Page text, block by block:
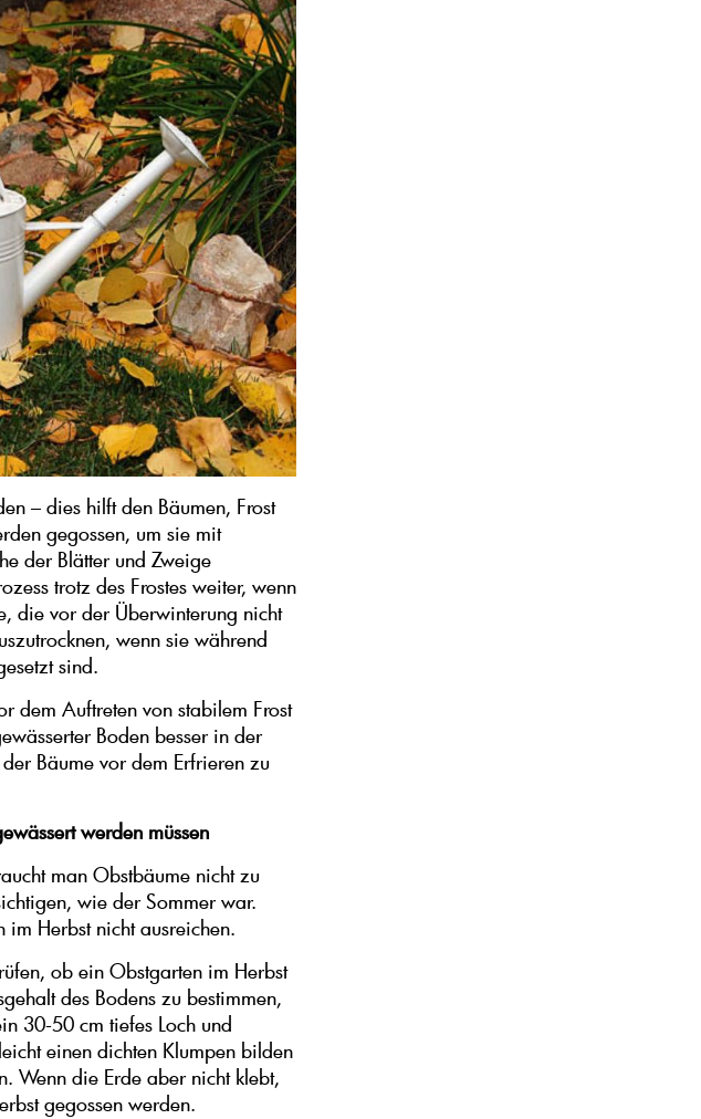
– dies hilft den Bäumen, Frost
gegossen, um sie mit
der Blätter und Zweige
trotz des Frostes weiter, wenn
die vor der Überwinterung nicht
wenn sie während
sind.
dem Auftreten von stabilem Frost
Boden besser in der
Bäume vor dem Erfrieren zu
werden müssen
man Obstbäume nicht zu
wie der Sommer war.
Herbst nicht ausreichen.
ob ein Obstgarten im Herbst
des Bodens zu bestimmen,
30-50 cm tiefes Loch und
einen dichten Klumpen bilden
Wenn die Erde aber nicht klebt,
gegossen werden.